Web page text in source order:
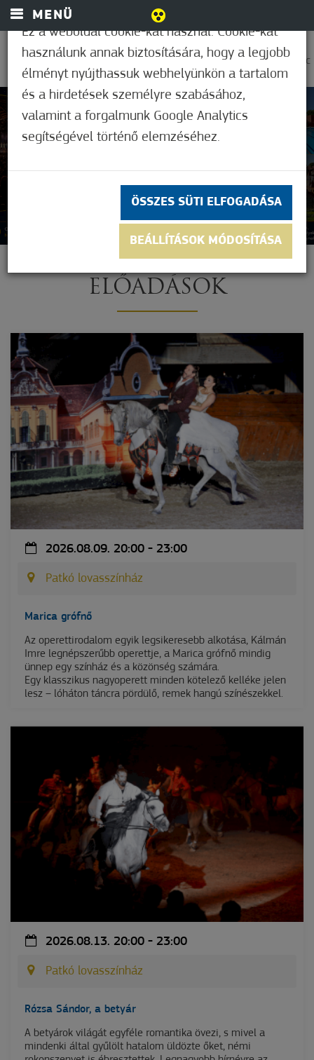
MENÜ
0
27,9°C
ELŐADÁSOK
2026.08.09. 20:00 - 23:00
Patkó lovasszínház
Marica grófnő
Az operettirodalom egyik legsikeresebb alkotása, Kálmán
Imre legnépszerűbb operettje, a Marica grófnő mindig
ünnep egy színház és a közönség számára.
Egy klasszikus nagyoperett minden kötelező kelléke jelen
lesz – lóháton táncra pördülő, remek hangú színészekkel.
2026.08.13. 20:00 - 23:00
Patkó lovasszínház
Rózsa Sándor, a betyár
A betyárok világát egyféle romantika övezi, s mivel a
mindenki által gyűlölt hatalom üldözte őket, némi
Ez a weboldal cookie-kat használ. Cookie-kat
használunk annak biztosítására, hogy a legjobb
élményt nyújthassuk webhelyünkön a tartalom
és a hirdetések személyre szabásához,
valamint a forgalmunk Google Analytics
segítségével történő elemzéséhez.
ÖSSZES SÜTI ELFOGADÁSA
BEÁLLÍTÁSOK MÓDOSÍTÁSA